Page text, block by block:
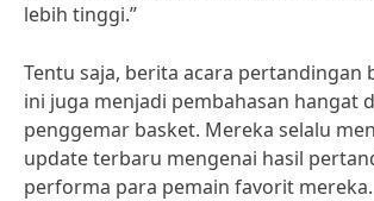
lebih tinggi.”
Tentu saja, berita acara pertandingan
ini juga menjadi pembahasan hangat
penggemar basket. Mereka selalu
update terbaru mengenai hasil
performa para pemain favorit mereka.